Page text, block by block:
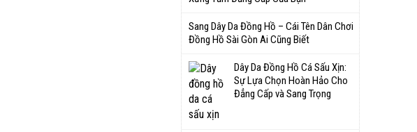
Sang Dây Da Đồng Hồ – Cái Tên Dân Chơi
Đồng Hồ Sài Gòn Ai Cũng Biết
Dây Da Đồng Hồ Cá Sấu Xịn:
Sự Lựa Chọn Hoàn Hảo Cho
Đẳng Cấp và Sang Trọng